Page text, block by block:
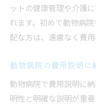
ットの健康管理や介護
れます。初めて動物病
配な方は、遠慮なく費
動物病院の費用説明に
動物病院で費用説明に
明性と明確な説明が重